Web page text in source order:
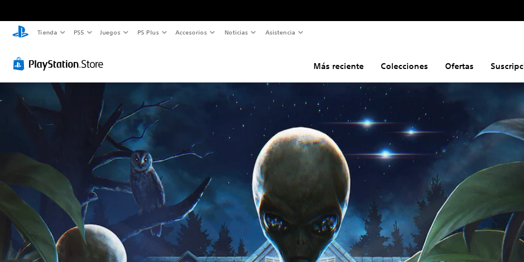
Tienda PS5 Juegos PS Plus Accesorios Noticias Asistencia
Más reciente Colecciones Ofertas